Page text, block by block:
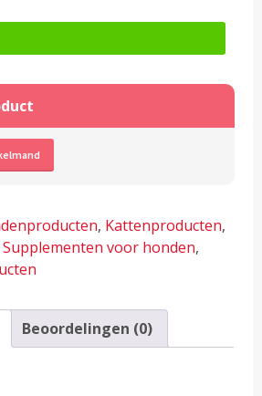
, Kattenproducten,
Supplementen voor honden,
Beoordelingen (0)